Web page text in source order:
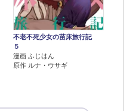
不老不死少女の苗床旅行記
５
漫画 ふじはん
原作 ルナ・ウサギ